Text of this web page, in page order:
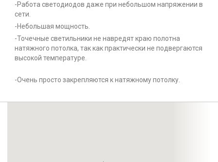
-Работа светодиодов даже при небольшом напряжении в
сети.
-Небольшая мощность.
-Точечные светильники не навредят краю полотна
натяжного потолка, так как практически не подвергаются
высокой температуре.
-Очень просто закрепляются к натяжному потолку.